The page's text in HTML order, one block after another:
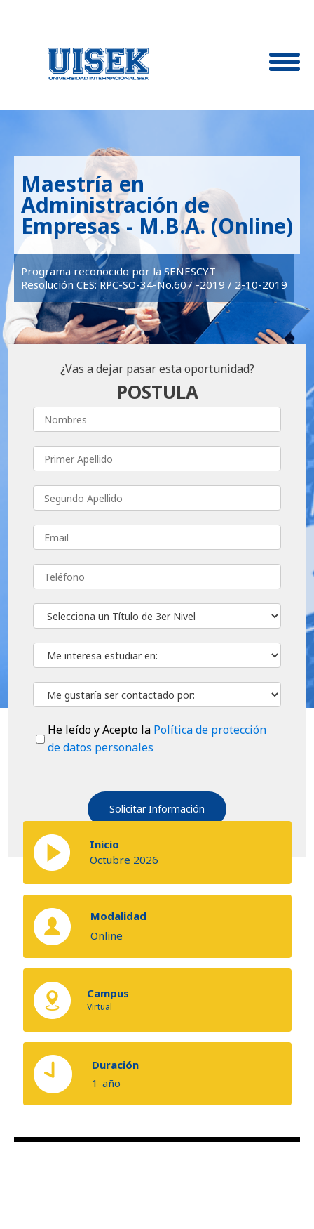
Maestría en
Administración de
Empresas - M.B.A. (Online)
Programa reconocido por la SENESCYT
Resolución CES: RPC-SO-34-No.607 -2019 / 2-10-2019
¿Vas a dejar pasar esta oportunidad?
POSTULA
He leído y Acepto la Política de protección
de datos personales
Inicio
Octubre 2026
Modalidad
Online
Campus
Virtual
Duración
1 año